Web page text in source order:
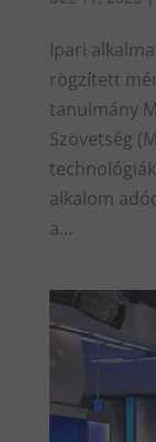
Ipari
rögzített
tanulmány
Szövetség
alkalom
a...